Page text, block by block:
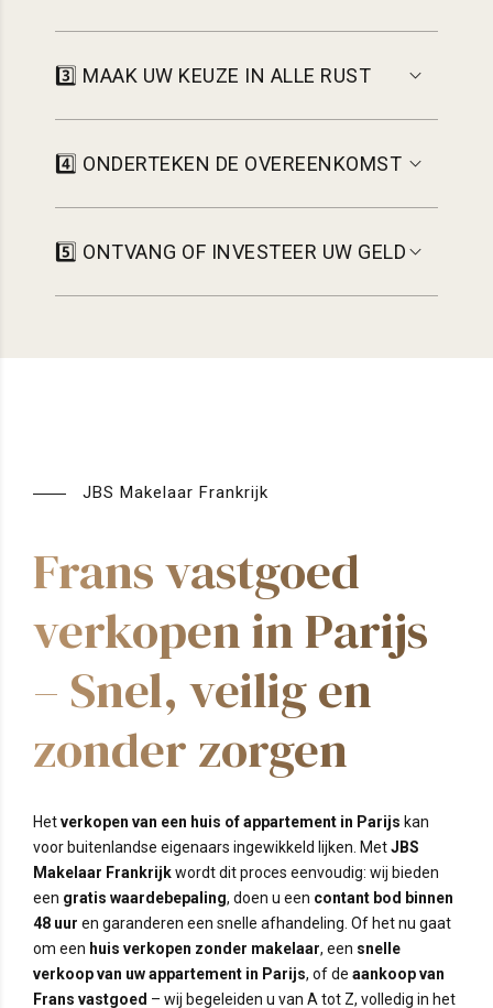
3️⃣ MAAK UW KEUZE IN ALLE RUST
4️⃣ ONDERTEKEN DE OVEREENKOMST
5️⃣ ONTVANG OF INVESTEER UW GELD
JBS Makelaar Frankrijk
Frans vastgoed
verkopen in Parijs
– Snel, veilig en
zonder zorgen
Hetverkopen van een huis of appartement in Parijs kan
voor buitenlandse eigenaars ingewikkeld lijken. MetJBS
Makelaar Frankrijkwordt dit proces eenvoudig: wij bieden
een gratis waardebepaling, doen u een contant bod binnen
48 uur en garanderen een snelle afhandeling. Of het nu gaat
om een huis verkopen zonder makelaar, een snelle
verkoop van uw appartement in Parijs, of de aankoop van
Frans vastgoed – wij begeleiden u van A tot Z, volledig in het